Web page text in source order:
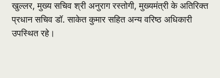
खुल्लर, मुख्य सचिव श्री अनुराग रस्तोगी, मुख्यमंत्री के अतिरिक्त
प्रधान सचिव डॉ. साकेत कुमार सहित अन्य वरिष्ठ अधिकारी
उपस्थित रहे।